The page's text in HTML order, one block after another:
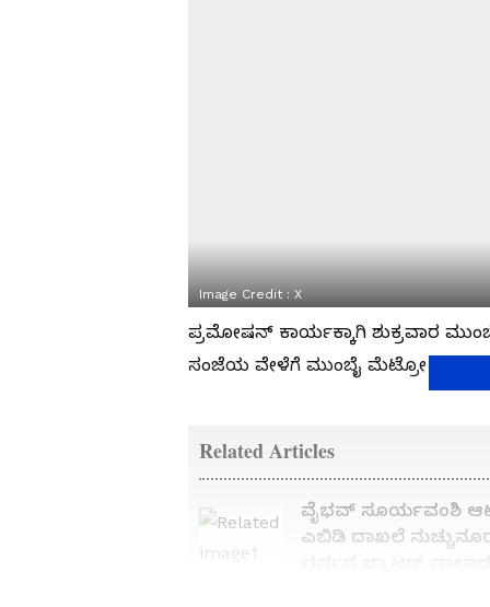
Image Credit : X
ಪ್ರಮೋಷನ್‌ ಕಾರ್ಯಕ್ಕಾಗಿ ಶುಕ್ರವಾರ
ಸಂಜೆಯ ವೇಳೆಗೆ ಮುಂಬೈ ಮೆಟ್ರೋ
Related Articles
ವೈಭವ್ ಸೂರ್ಯವಂಶಿ
ಎಬಿಡಿ ದಾಖಲೆ